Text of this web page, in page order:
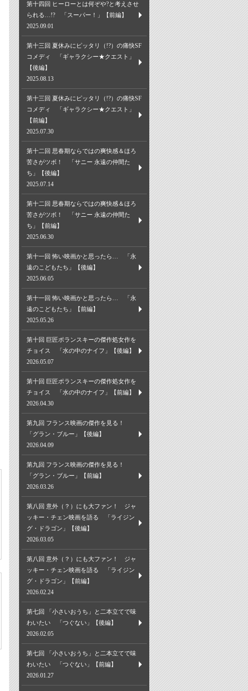
第十四回 ヒーローとは何ぞや?と考えさせ
られる…!? 「スーパー！」【前編】
2025.09.01
第十三回 夏休みにピッタリ（!?）の痛快SF
コメディ 「ギャラクシー★クエスト」
【後編】
2025.08.13
第十三回 夏休みにピッタリ（!?）の痛快SF
コメディ 「ギャラクシー★クエスト」
【前編】
2025.07.30
第十二回 思春期ならではの爽快感＆ほろ
苦さがツボ！ 「サニー 永遠の仲間た
ち」【後編】
2025.07.14
第十二回 思春期ならではの爽快感＆ほろ
苦さがツボ！ 「サニー 永遠の仲間た
ち」【前編】
2025.06.30
第十一回 怖い映画かと思ったら… 「永
遠のこどもたち」【後編】
2025.06.05
第十一回 怖い映画かと思ったら… 「永
遠のこどもたち」【前編】
2025.05.26
第十回 巨匠ポランスキーの傑作処女作を
チョイス 「水の中のナイフ」【後編】
2026.05.07
第十回 巨匠ポランスキーの傑作処女作を
チョイス 「水の中のナイフ」【前編】
2026.04.30
第九回 フランス映画の傑作を見る！
「グラン・ブルー」【後編】
2026.04.09
第九回 フランス映画の傑作を見る！
「グラン・ブルー」【前編】
2026.03.26
第八回 意外（？）にも大ファン！ ジャ
ッキー・チェン映画を語る 「ライジン
グ・ドラゴン」【後編】
2026.03.05
第八回 意外（？）にも大ファン！ ジャ
ッキー・チェン映画を語る 「ライジン
グ・ドラゴン」【前編】
2026.02.24
第七回 「小さいおうち」と二本立てで味
わいたい 「つぐない」【後編】
2026.02.05
第七回 「小さいおうち」と二本立てで味
わいたい 「つぐない」【前編】
2026.01.27